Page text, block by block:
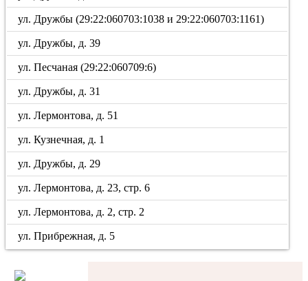
ул. Дружбы (29:22:060703:1038 и 29:22:060703:1161)
ул. Дружбы, д. 39
ул. Песчаная (29:22:060709:6)
ул. Дружбы, д. 31
ул. Лермонтова, д. 51
ул. Кузнечная, д. 1
ул. Дружбы, д. 29
ул. Лермонтова, д. 23, стр. 6
ул. Лермонтова, д. 2, стр. 2
ул. Прибрежная, д. 5